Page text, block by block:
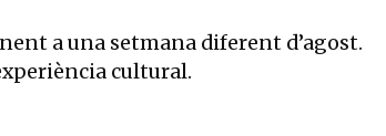
a una setmana diferent d’agost.
cultural.